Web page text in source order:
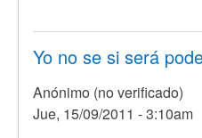
Yo no se si será
Anónimo (no verificado)
Jue, 15/09/2011 - 3:10am